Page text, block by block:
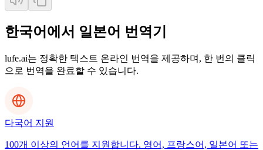
한국어에서 일본어 번역기
lufe.ai는 정확한 텍스트 온라인 번역을 제공하며, 한 번의 클릭
으로 번역을 완료할 수 있습니다.
다국어 지원
100개 이상의 언어를 지원합니다. 영어, 프랑스어, 일본어 또는